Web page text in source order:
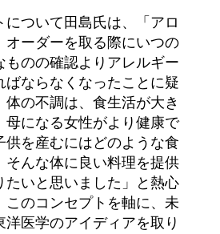
について田島氏は、「アロ
オーダーを取る際にいつの
ものの確認よりアレルギー
ばならなくなったことに疑
の不調は、食生活が大き
母になる女性がより健康で
供を産むにはどのような食
そんな体に良い料理を提供
たいと思いました」と熱心
このコンセプトを軸に、未
医学のアイディアを取り